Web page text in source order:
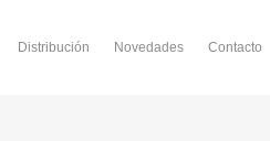
Distribución Novedades Contacto